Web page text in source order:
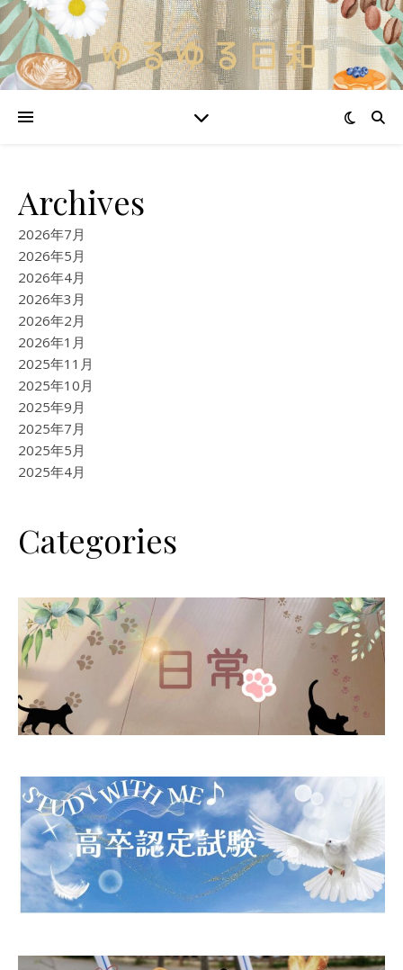
Archives
2026年7月
2026年5月
2026年4月
2026年3月
2026年2月
2026年1月
2025年11月
2025年10月
2025年9月
2025年7月
2025年5月
2025年4月
Categories